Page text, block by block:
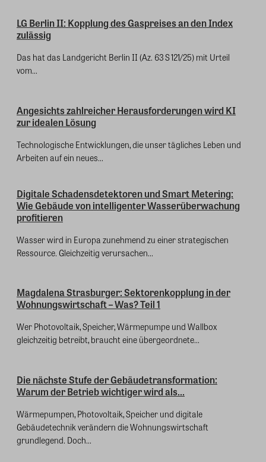
LG Berlin II: Kopplung des Gaspreises an den Index
zulässig
Das hat das Landgericht Berlin II (Az. 63 S 121/25) mit Urteil
vom...
Angesichts zahlreicher Herausforderungen wird KI
zur idealen Lösung
Technologische Entwicklungen, die unser tägliches Leben und
Arbeiten auf ein neues...
Digitale Schadensdetektoren und Smart Metering:
Wie Gebäude von intelligenter Wasserüberwachung
profitieren
Wasser wird in Europa zunehmend zu einer strategischen
Ressource. Gleichzeitig verursachen...
Magdalena Strasburger: Sektorenkopplung in der
Wohnungswirtschaft – Was? Teil 1
Wer Photovoltaik, Speicher, Wärmepumpe und Wallbox
gleichzeitig betreibt, braucht eine übergeordnete...
Die nächste Stufe der Gebäudetransformation:
Warum der Betrieb wichtiger wird als...
Wärmepumpen, Photovoltaik, Speicher und digitale
Gebäudetechnik verändern die Wohnungswirtschaft
grundlegend. Doch...